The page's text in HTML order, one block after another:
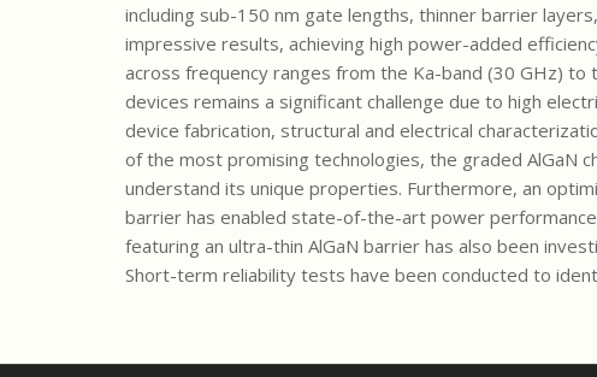
including sub-150 nm gate lengths, thinner barrier
impressive results, achieving high power-added
across frequency ranges from the Ka-band (30 GHz)
devices remains a significant challenge due to high
device fabrication, structural and electrical
of the most promising technologies, the graded AlGaN
understand its unique properties. Furthermore, an
barrier has enabled state-of-the-art power
featuring an ultra-thin AlGaN barrier has also been
Short-term reliability tests have been conducted to